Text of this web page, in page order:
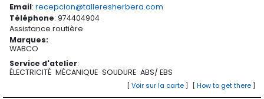
Email: recepcion@talleresherbera.com
Téléphone: 974404904
Assistance routière
Marques:
WABCO
Service d'atelier:
ÉLECTRICITÉ MÉCANIQUE SOUDURE ABS/ EBS
[ How to get there]
[ Voir sur la carte]